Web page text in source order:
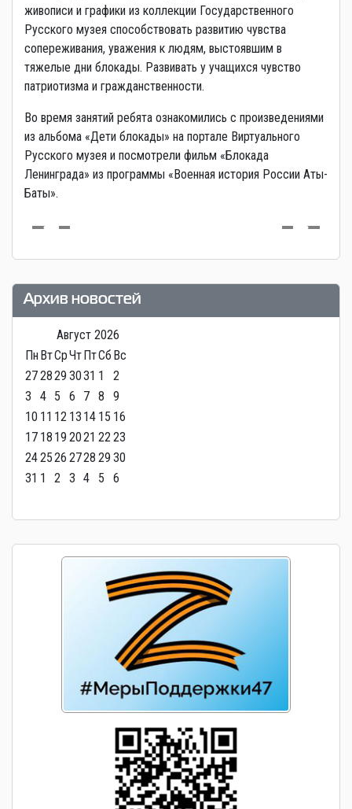
живописи и графики из коллекции Государственного
Русского музея способствовать развитию чувства
сопереживания, уважения к людям, выстоявшим в
тяжелые дни блокады. Развивать у учащихся чувство
патриотизма и гражданственности.
Во время занятий ребята ознакомились с произведениями
из альбома «Дети блокады» на портале Виртуального
Русского музея и посмотрели фильм «Блокада
Ленинграда» из программы «Военная история России Аты-
Баты».
Архив новостей
Август 2026
Пн ВтСрЧтПтСб Вс
272829 3031 1
2
3
4 5 6 7 8
9
10 11 12 13 14 15 16
17 18 19 2021 22 23
242526 2728 29 30
31 1 2 3 4 5 6